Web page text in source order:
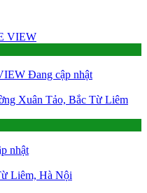
Đang cập nhật
Xuân Tảo, Bắc Từ Liêm
nhật
Liêm, Hà Nội